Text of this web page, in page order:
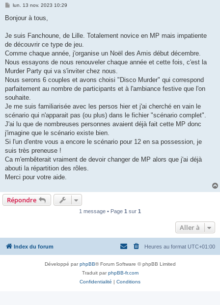
M
s
g
lun. 13 nov. 2023 10:29
Bonjour à tous,
Je suis Fanchoune, de Lille. Totalement novice en MP mais impatiente
de découvrir ce type de jeu.
Comme chaque année, j'organise un Noël des Amis début décembre.
Nous essayons de nous renouveler chaque année et cette fois, c'est la
Murder Party qui va s'inviter chez nous.
Nous serons 6 couples et avons choisi "Disco Murder" qui correspond
parfaitement au nombre de participants et à l'ambiance festive que l'on
souhaite.
Je me suis familiarisée avec les persos hier et j'ai cherché en vain le
scénario qui n'apparait pas (ou plus) dans le fichier "scénario complet".
J'ai lu que de nombreuses personnes avaient déjà fait cette MP donc
j'imagine que le scénario existe bien.
Si l'un d'entre vous a encore le scénario pour 12 en sa possession, je
suis très preneuse !
Ca m'embêterait vraiment de devoir changer de MP alors que j'ai déjà
abouti la répartition des rôles.
Merci pour votre aide.
Répondre
1 message • Page 1 sur 1
Aller à
Index du forum Heures au format UTC+01:00
Développé parphpBB® Forum Software © phpBB Limited
Traduit parphpBB-fr.com
Confidentialité | Conditions